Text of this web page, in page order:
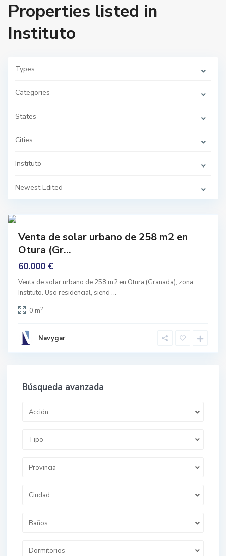
Properties listed in
Instituto
Types
Categories
States
Cities
Instituto
Newest Edited
I
t
i
t
O
u
Venta de solar urbano de 258 m2 en
Otura (Gr...
60.000 €
Venta de solar urbano de 258 m2 en Otura (Granada), zona
Instituto. Uso residencial, siend ...
0 m2
Navygar
Búsqueda avanzada
Acción
Tipo
Provincia
Ciudad
Baños
Dormitorios